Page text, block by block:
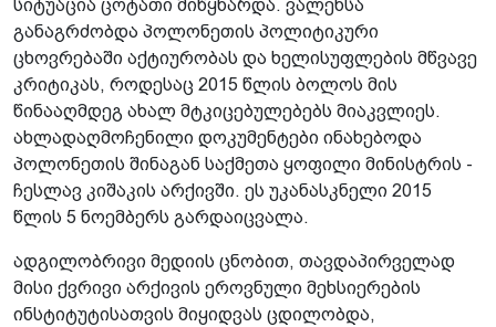
სიტუაცია ცოტათი მიწყნარდა. ვალენსა
განაგრძობდა პოლონეთის პოლიტიკური
ცხოვრებაში აქტიურობას და ხელისუფლების მწვავე
კრიტიკას, როდესაც 2015 წლის ბოლოს მის
წინააღმდეგ ახალ მტკიცებულებებს მიაკვლიეს.
ახლადაღმოჩენილი დოკუმენტები ინახებოდა
პოლონეთის შინაგან საქმეთა ყოფილი მინისტრის -
ჩესლავ კიშაკის არქივში. ეს უკანასკნელი 2015
წლის 5 ნოემბერს გარდაიცვალა.
ადგილობრივი მედიის ცნობით, თავდაპირველად
მისი ქვრივი არქივის ეროვნული მეხსიერების
ინსტიტუტისათვის მიყიდვას ცდილობდა,